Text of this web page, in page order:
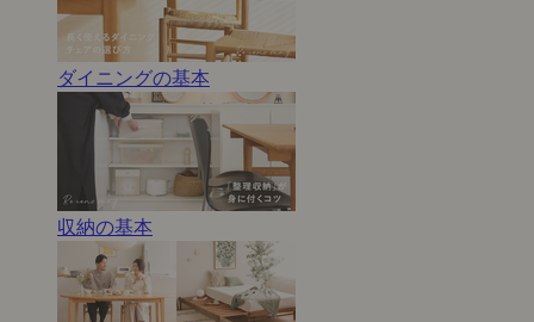
ダイニングの基本
収納の基本